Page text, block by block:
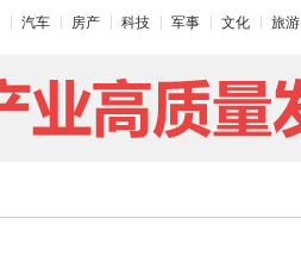
汽车 房产 科技 军事 文化 旅游